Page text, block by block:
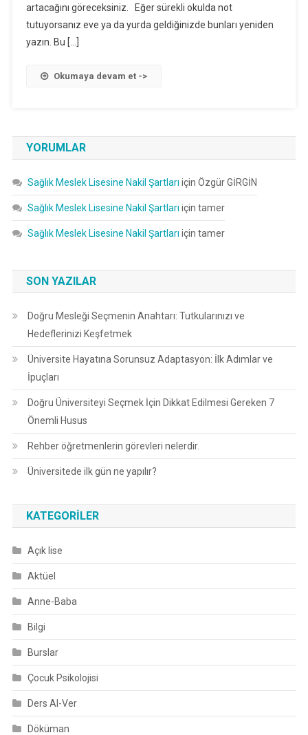
Getirebilirsiniz.
Için
artacağını göreceksiniz. Eğer sürekli okulda not
tutuyorsanız eve ya da yurda geldiğinizde bunları yeniden
yazın. Bu […]
Okumaya devam et ->
YORUMLAR
Sağlık Meslek Lisesine Nakil Şartları için Özgür GİRGİN
Sağlık Meslek Lisesine Nakil Şartları için tamer
Sağlık Meslek Lisesine Nakil Şartları için tamer
SON YAZILAR
Doğru Mesleği Seçmenin Anahtarı: Tutkularınızı ve
Hedeflerinizi Keşfetmek
Üniversite Hayatına Sorunsuz Adaptasyon: İlk Adımlar ve
İpuçları
Doğru Üniversiteyi Seçmek İçin Dikkat Edilmesi Gereken 7
Önemli Husus
Rehber öğretmenlerin görevleri nelerdir.
Üniversitede ilk gün ne yapılır?
KATEGORILER
Açık lise
Aktüel
Anne-Baba
Bilgi
Burslar
Çocuk Psikolojisi
Ders Al-Ver
Döküman